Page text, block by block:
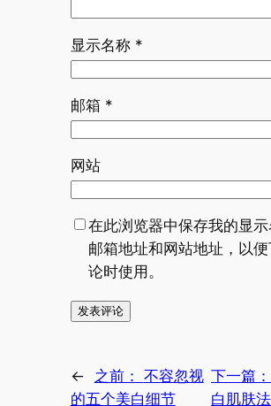
显示名称 *
邮箱 *
网站
在此浏览器中保存我的显示
邮箱地址和网站地址，以
论时使用。
← 之前： 不容忽视
的五个美白细节
下一篇：
白肌肤法